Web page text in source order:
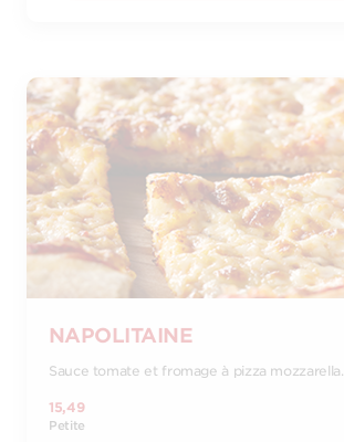
NAPOLITAINE
Sauce tomate et fromage à pizza mozzarella.
15,49
Petite